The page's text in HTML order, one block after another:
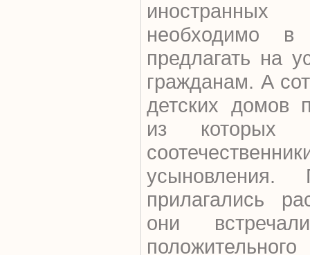
необходимо в
предлагать на
гражданам. А
детских домов
из которых
прилагались
они